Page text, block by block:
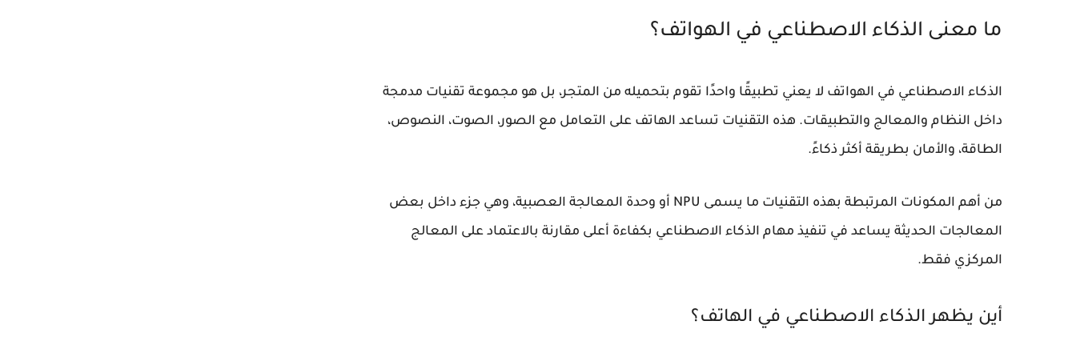
ما معنى الذكاء الاصطناعي في الهواتف؟
الذكاء الاصطناعي في الهواتف لا يعني تطبيقًا واحدًا تقوم بتحميله من المتجر، بل هو مجموعة تقنيات مدمجة
داخل النظام والمعالج والتطبيقات. هذه التقنيات تساعد الهاتف على التعامل مع الصور، الصوت، النصوص،
الطاقة، والأمان بطريقة أكثر ذكاءً.
من أهم المكونات المرتبطة بهذه التقنيات ما يسمى NPU أو وحدة المعالجة العصبية، وهي جزء داخل بعض
المعالجات الحديثة يساعد في تنفيذ مهام الذكاء الاصطناعي بكفاءة أعلى مقارنة بالاعتماد على المعالج
المركزي فقط.
أين يظهر الذكاء الاصطناعي في الهاتف؟